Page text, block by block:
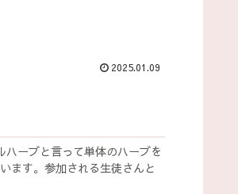
2025.01.09
ーブと言って単体のハーブを
ます。参加される生徒さんと